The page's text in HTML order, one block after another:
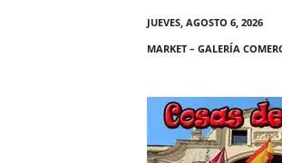
JUEVES, AGOSTO 6, 2026
MARKET – GALERÍA
C
A